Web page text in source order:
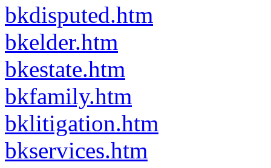
bkdisputed.htm
bkelder.htm
bkestate.htm
bkfamily.htm
bklitigation.htm
bkservices.htm